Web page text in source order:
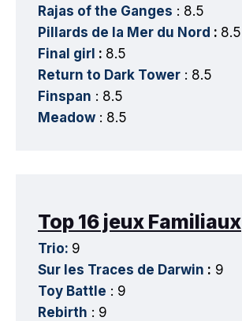
Rajas of the Ganges : 8.5
Pillards de la Mer du Nord : 8.5
Final girl : 8.5
Return to Dark Tower : 8.5
Finspan : 8.5
Meadow : 8.5
Top 16 jeux Familiaux
Trio: 9
Sur les Traces de Darwin : 9
Toy Battle : 9
Rebirth : 9